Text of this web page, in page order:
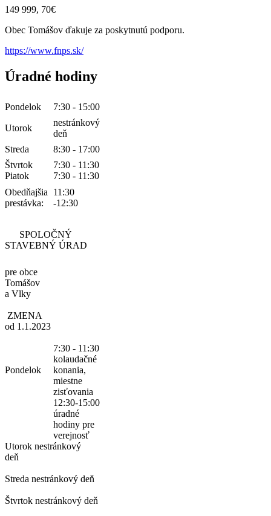
149 999, 70€
Obec Tomášov ďakuje za poskytnutú podporu.
https://www.fnps.sk/
Úradné hodiny
Pondelok 7:30 - 15:00
Utorok
nestránkový
deň
Streda
8:30 - 17:00
Štvrtok
7:30 - 11:30
Piatok
7:30 - 11:30
Obedňajšia
prestávka:
11:30
-12:30
SPOLOČNÝ
STAVEBNÝ ÚRAD
pre obce
Tomášov
a Vlky
ZMENA
od 1.1.2023
Pondelok
7:30 - 11:30
kolaudačné
konania,
miestne
zisťovania
12:30-15:00
úradné
hodiny pre
verejnosť
Utorok nestránkový
deň
Streda nestránkový deň
Štvrtok nestránkový deň